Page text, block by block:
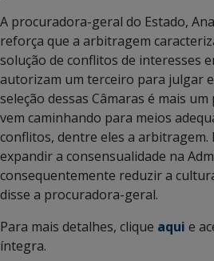
A procuradora-geral do Estado,
reforça que a arbitragem
solução de conflitos de interesses
autorizam um terceiro para julgar
seleção dessas Câmaras é mais um
vem caminhando para meios
conflitos, dentre eles a arbitragem.
expandir a consensualidade na
consequentemente reduzir a
disse a procuradora-geral.
Para mais detalhes, clique aqui e
íntegra.